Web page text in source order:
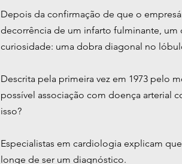
Depois da confirmação de que o
decorrência de um infarto fulminante,
curiosidade: uma dobra diagonal no
Descrita pela primeira vez em 1973 pelo
possível associação com doença arterial
isso?
Especialistas em cardiologia explicam
longe de ser um diagnóstico.